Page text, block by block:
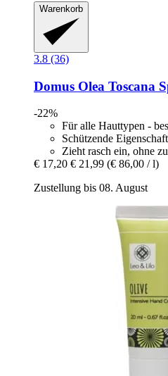
Warenkorb
3.8 (36)
Domus Olea Toscana
-22%
Für alle Hauttypen -
Schützende
Zieht rasch ein, ohne
€ 17,20 € 21,99 (€ 86,00 / l)
Zustellung bis 08. August